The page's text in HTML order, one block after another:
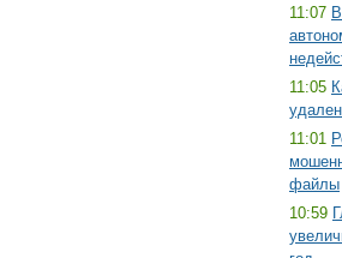
11:07
11:05
11:01
файлы
10:59